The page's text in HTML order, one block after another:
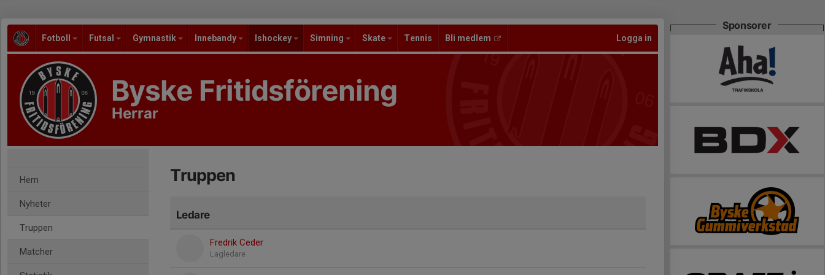
Fotboll Futsal Gymnastik Innebandy Ishockey Simning Skate Tennis Bli medlem Logga in
Byske Fritidsförening
Herrar
Hem
Nyheter
Truppen
Matcher
Truppen
Ledare
Fredrik Ceder
Lagledare
Sponsorer